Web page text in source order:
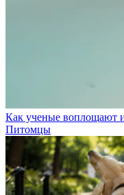
Как ученые воплощают
Питомцы